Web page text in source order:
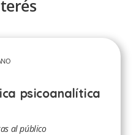
psicoanalítica
al público